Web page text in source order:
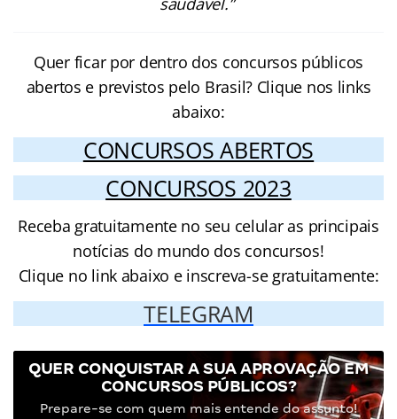
Quer ficar por dentro dos concursos públicos
abertos e previstos pelo Brasil? Clique nos links
abaixo:
CONCURSOS ABERTOS
CONCURSOS 2023
Receba gratuitamente no seu celular as principais
notícias do mundo dos concursos!
Clique no link abaixo e inscreva-se gratuitamente:
TELEGRAM
QUER CONQUISTAR A SUA APROVAÇÃO EM
CONCURSOS PÚBLICOS?
Prepare-se com quem mais entende do assunto!